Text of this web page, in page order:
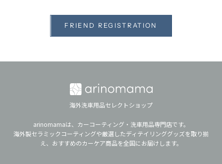
FRIEND REGISTRATION
海外洗車用品セレクトショップ
arinomamaは、カーコーティング・洗車用品専門店です。
海外製セラミックコーティングや厳選したディテイリンググッズを取り揃
え、おすすめのカーケア商品を全国にお届けします。